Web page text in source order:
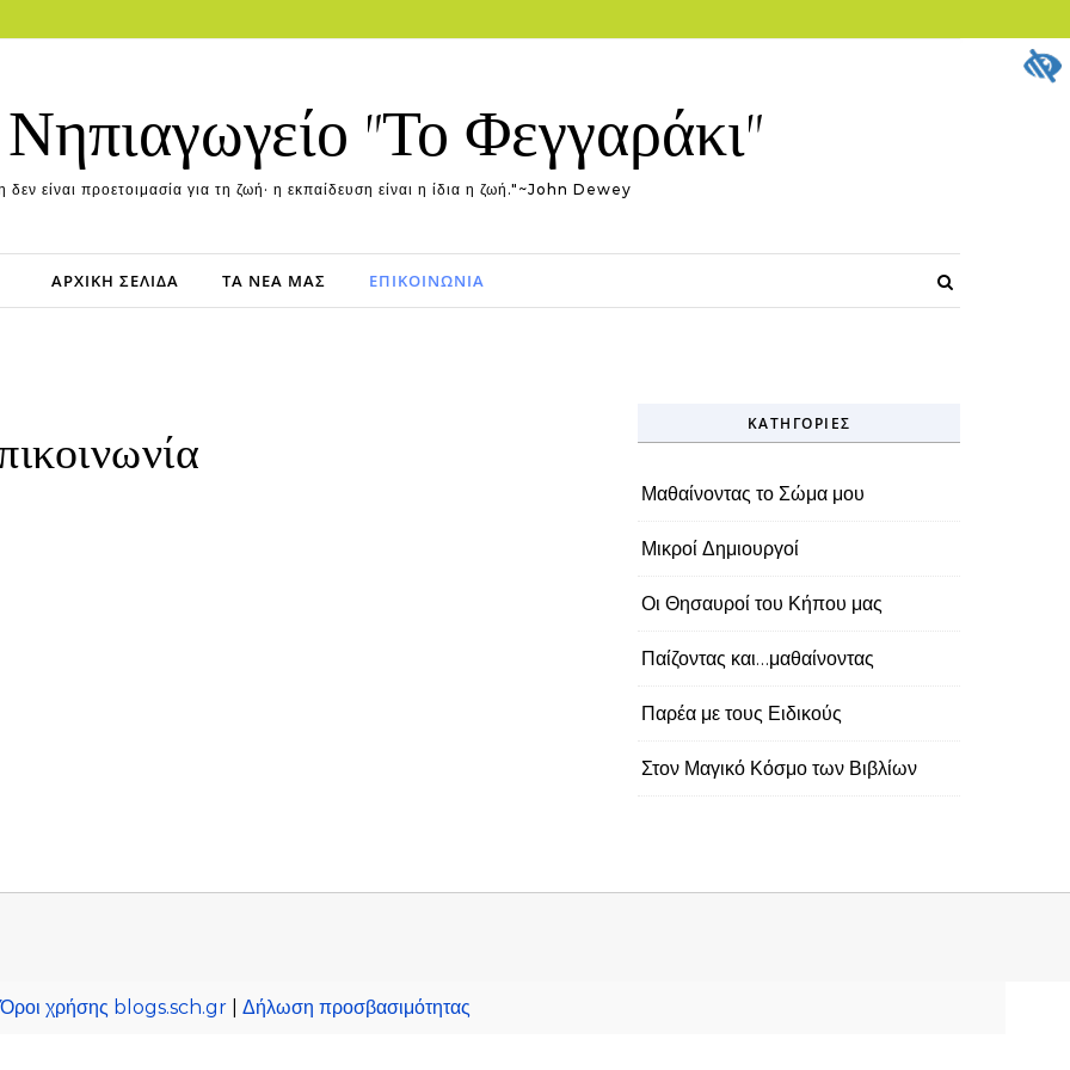
Νηπιαγωγείο "Το Φεγγαράκι"
δεν είναι προετοιμασία για τη ζωή· η εκπαίδευση είναι η ίδια η ζωή."~John Dewey
ΑΡΧΙΚΉ ΣΕΛΊΔΑ ΤΑ ΝΈΑ ΜΑΣ ΕΠΙΚΟΙΝΩΝΊΑ
ΚΑΤΗΓΟΡΊΕΣ
Μαθαίνοντας το Σώμα μου
Μικροί Δημιουργοί
Οι Θησαυροί του Κήπου μας
Παίζοντας και…μαθαίνοντας
Παρέα με τους Ειδικούς
Στον Μαγικό Κόσμο των Βιβλίων
Όροι χρήσης blogs.sch.gr |Δήλωση προσβασιμότητας